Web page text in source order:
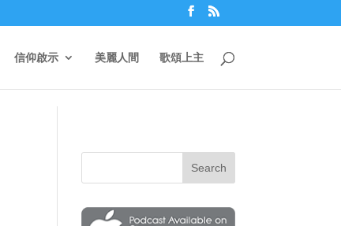
信仰啟示 美麗人間 歌頌上主